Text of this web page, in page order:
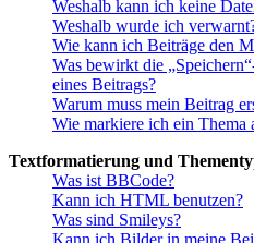
Weshalb kann ich keine
Weshalb wurde ich
Wie kann ich Beiträge den
Was bewirkt die
eines Beitrags?
Warum muss mein Beitrag
Wie markiere ich ein Thema
Textformatierung und
Was ist BBCode?
Kann ich HTML benutzen?
Was sind Smileys?
Kann ich Bilder in meine